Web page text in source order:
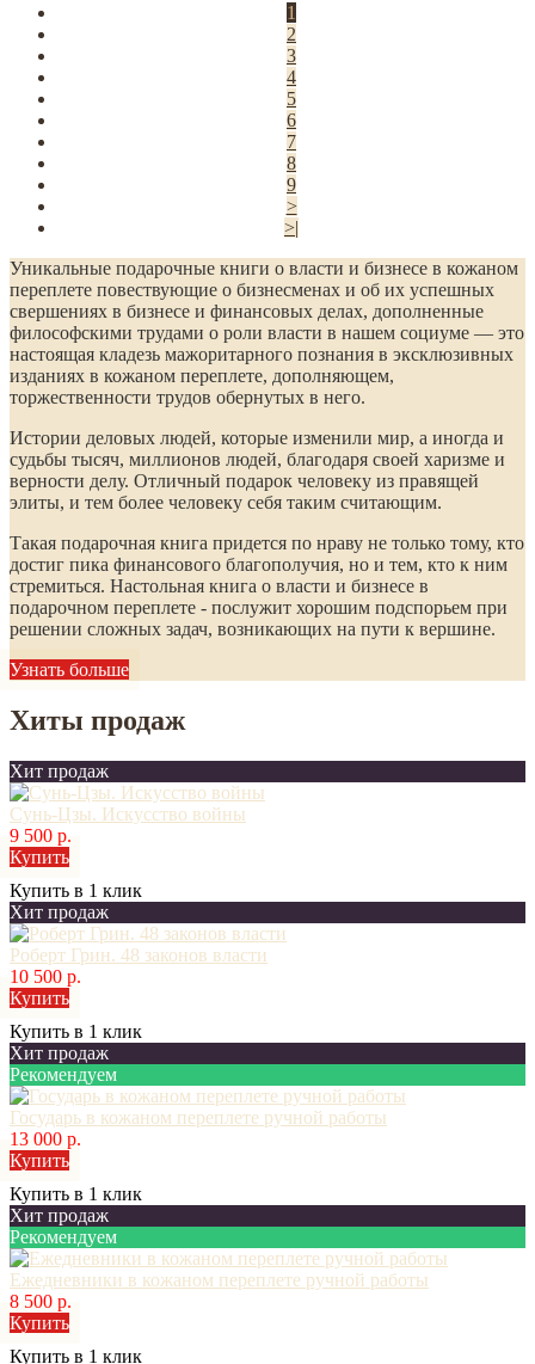
1
2
3
4
5
6
7
8
9
>
>|
Уникальные подарочные книги о власти и бизнесе в кожаном
переплете повествующие о бизнесменах и об их успешных
свершениях в бизнесе и финансовых делах, дополненные
философскими трудами о роли власти в нашем социуме — это
настоящая кладезь мажоритарного познания в эксклюзивных
изданиях в кожаном переплете, дополняющем,
торжественности трудов обернутых в него.
Истории деловых людей, которые изменили мир, а иногда и
судьбы тысяч, миллионов людей, благодаря своей харизме и
верности делу. Отличный подарок человеку из правящей
элиты, и тем более человеку себя таким считающим.
Такая подарочная книга придется по нраву не только тому, кто
достиг пика финансового благополучия, но и тем, кто к ним
стремиться. Настольная книга о власти и бизнесе в
подарочном переплете - послужит хорошим подспорьем при
решении сложных задач, возникающих на пути к вершине.
Узнать больше
Хиты продаж
Хит продаж
Сунь-Цзы. Искусство войны
9 500 р.
Купить
Купить в 1 клик
Хит продаж
Роберт Грин. 48 законов власти
10 500 р.
Купить
Купить в 1 клик
Хит продаж
Рекомендуем
Государь в кожаном переплете ручной работы
13 000 р.
Купить
Купить в 1 клик
Хит продаж
Рекомендуем
Ежедневники в кожаном переплете ручной работы
8 500 р.
Купить
Купить в 1 клик